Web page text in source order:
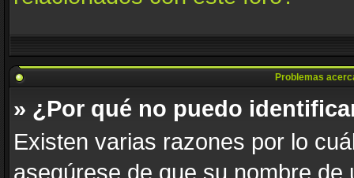
Problemas
» ¿Por qué no puedo
Existen varias razones por lo
asegúrese de que su nombre